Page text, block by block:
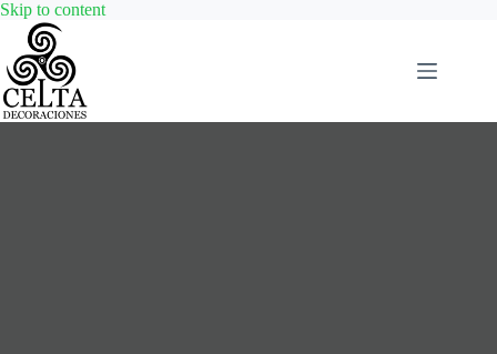
Skip to contentSkip